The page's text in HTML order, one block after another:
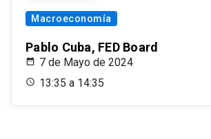
Macroeconomía
Pablo Cuba, FED Board
7 de Mayo de 2024
13:35 a 14:35